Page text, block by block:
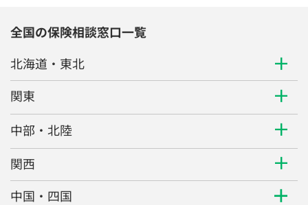
全国の保険相談窓口一覧
北海道・東北
関東
中部・北陸
関西
中国・四国